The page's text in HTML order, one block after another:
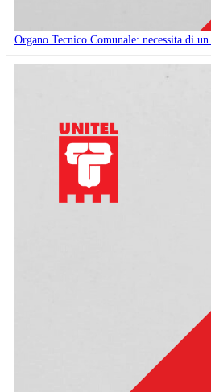
Organo Tecnico Comunale: necessita di